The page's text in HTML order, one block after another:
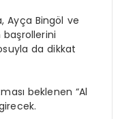
Ayça Bingöl ve
başrollerini
da dikkat
beklenen “Al